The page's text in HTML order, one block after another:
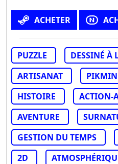
ACHETER
PUZZLE
DESSINÉ À
ARTISANAT
PIKMIN
HISTOIRE
ACTION-
AVENTURE
GESTION DU TEMPS
2D